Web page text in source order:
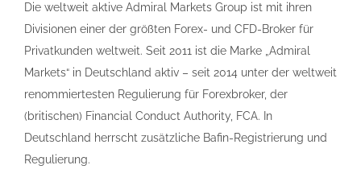
Die weltweit aktive Admiral Markets Group ist mit ihren
Divisionen einer der größten Forex- und CFD-Broker für
Privatkunden weltweit. Seit 2011 ist die Marke „Admiral
Markets“ in Deutschland aktiv – seit 2014 unter der weltweit
renommiertesten Regulierung für Forexbroker, der
(britischen) Financial Conduct Authority, FCA. In
Deutschland herrscht zusätzliche Bafin-Registrierung und
Regulierung.